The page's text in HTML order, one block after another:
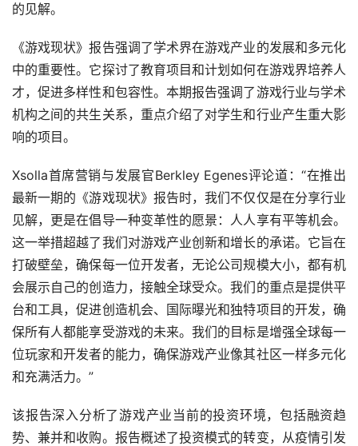
的见解。
《游戏现状》报告强调了学术界在游戏产业的发展和多元化
中的重要性。它探讨了教育项目和计划如何在游戏界培养人
才，促进多样性和包容性。本期报告强调了游戏行业与学术
机构之间的共生关系，重点介绍了对学生和行业产生重大影
响的项目。
Xsolla首席营销与发展官Berkley Egenes评论道：“在推出
最新一期的《游戏现状》报告时，我们不仅仅是在分享行业
见解，更是在倡导一种变革性的愿景：人人享有平等机会。
这一举措超越了我们对游戏产业创新和增长的承诺。它旨在
打破壁垒，确保每一位开发者，无论公司规模大小，都有机
会展示自己的创造力，接触全球受众。我们的重点是提供平
台和工具，促进创造机会、国际曝光和独特项目的开发，确
保所有人都能享受游戏的未来。我们的目标是增强全球每一
位玩家和开发者的能力，确保游戏产业像其社区一样多元化
和充满活力。”
该报告深入分析了游戏产业当前的投资环境，包括融资趋
势、兼并和收购。报告概述了投资模式的转变，从疫情引发